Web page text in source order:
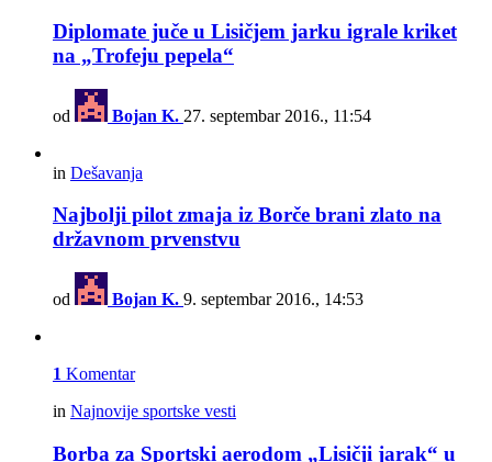
Diplomate juče u Lisičjem jarku igrale kriket
na „Trofeju pepela“
od Bojan K. 27. septembar 2016., 11:54
in Dešavanja
Najbolji pilot zmaja iz Borče brani zlato na
državnom prvenstvu
od Bojan K. 9. septembar 2016., 14:53
1 Komentar
in Najnovije sportske vesti
Borba za Sportski aerodom „Lisičji jarak“ u